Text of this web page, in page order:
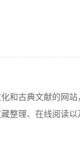
和古典文献的网
整理、在线阅读以